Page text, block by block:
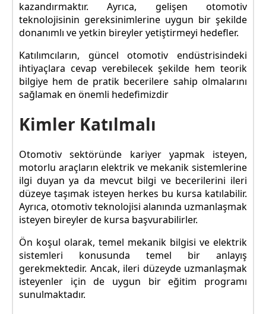
kazandırmaktır. Ayrıca, gelişen otomotiv
teknolojisinin gereksinimlerine uygun bir şekilde
donanımlı ve yetkin bireyler yetiştirmeyi hedefler.
Katılımcıların, güncel otomotiv endüstrisindeki
ihtiyaçlara cevap verebilecek şekilde hem teorik
bilgiye hem de pratik becerilere sahip olmalarını
sağlamak en önemli hedefimizdir
Kimler Katılmalı
Otomotiv sektöründe kariyer yapmak isteyen,
motorlu araçların elektrik ve mekanik sistemlerine
ilgi duyan ya da mevcut bilgi ve becerilerini ileri
düzeye taşımak isteyen herkes bu kursa katılabilir.
Ayrıca, otomotiv teknolojisi alanında uzmanlaşmak
isteyen bireyler de kursa başvurabilirler.
Ön koşul olarak, temel mekanik bilgisi ve elektrik
sistemleri konusunda temel bir anlayış
gerekmektedir. Ancak, ileri düzeyde uzmanlaşmak
isteyenler için de uygun bir eğitim programı
sunulmaktadır.